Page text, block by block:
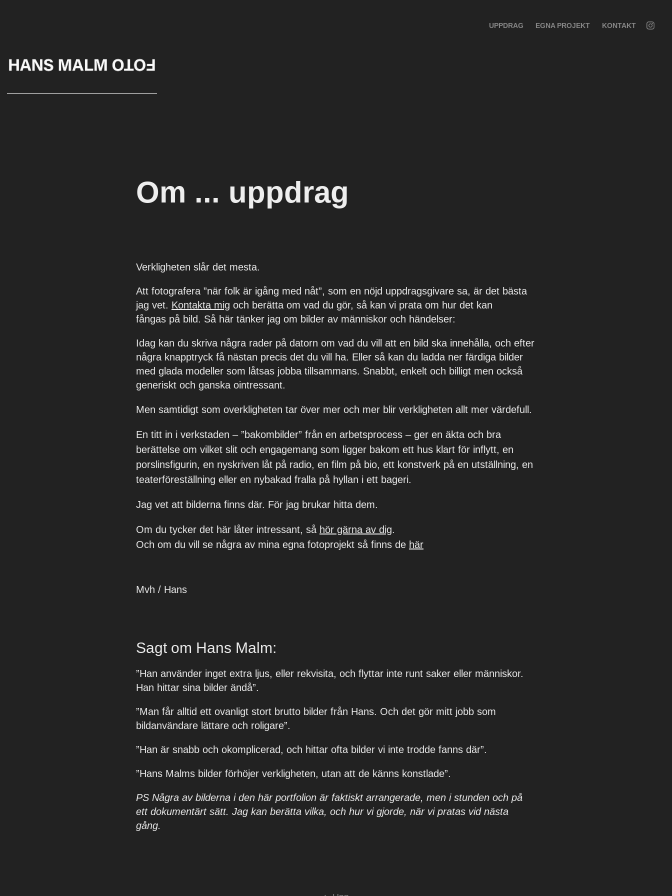
UPPDRAG EGNA PROJEKT KONTAKT
Om ... uppdrag
Verkligheten slår det mesta.
Att fotografera ”när folk är igång med nåt”, som en nöjd uppdragsgivare sa, är det bästa
jag vet. Kontakta mig och berätta om vad du gör, så kan vi prata om hur det kan
fångas på bild. Så här tänker jag om bilder av människor och händelser:
Idag kan du skriva några rader på datorn om vad du vill att en bild ska innehålla, och efter
några knapptryck få nästan precis det du vill ha. Eller så kan du ladda ner färdiga bilder
med glada modeller som låtsas jobba tillsammans. Snabbt, enkelt och billigt men också
generiskt och ganska ointressant.
Men samtidigt som overkligheten tar över mer och mer blir verkligheten allt mer värdefull.
En titt in i verkstaden – ”bakombilder” från en arbetsprocess – ger en äkta och bra
berättelse om vilket slit och engagemang som ligger bakom ett hus klart för inflytt, en
porslinsfigurin, en nyskriven låt på radio, en film på bio, ett konstverk på en utställning, en
teaterföreställning eller en nybakad fralla på hyllan i ett bageri.
Jag vet att bilderna finns där. För jag brukar hitta dem.
Om du tycker det här låter intressant, så hör gärna av dig.
Och om du vill se några av mina egna fotoprojekt så finns de här
Mvh / Hans
Sagt om Hans Malm:
”Han använder inget extra ljus, eller rekvisita, och flyttar inte runt saker eller människor.
Han hittar sina bilder ändå”.
”Man får alltid ett ovanligt stort brutto bilder från Hans. Och det gör mitt jobb som
bildanvändare lättare och roligare”.
”Han är snabb och okomplicerad, och hittar ofta bilder vi inte trodde fanns där”.
”Hans Malms bilder förhöjer verkligheten, utan att de känns konstlade”.
PS Några av bilderna i den här portfolion är faktiskt arrangerade, men i stunden och på
ett dokumentärt sätt. Jag kan berätta vilka, och hur vi gjorde, när vi pratas vid nästa
gång.